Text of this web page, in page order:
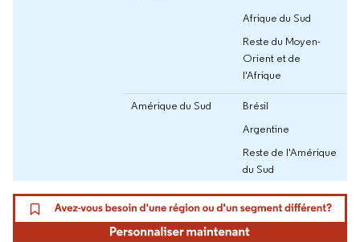
Afrique du Sud
Reste du Moyen-
Orient et de
l'Afrique
Amérique du Sud
Brésil
Argentine
Reste de l'Amérique
du Sud